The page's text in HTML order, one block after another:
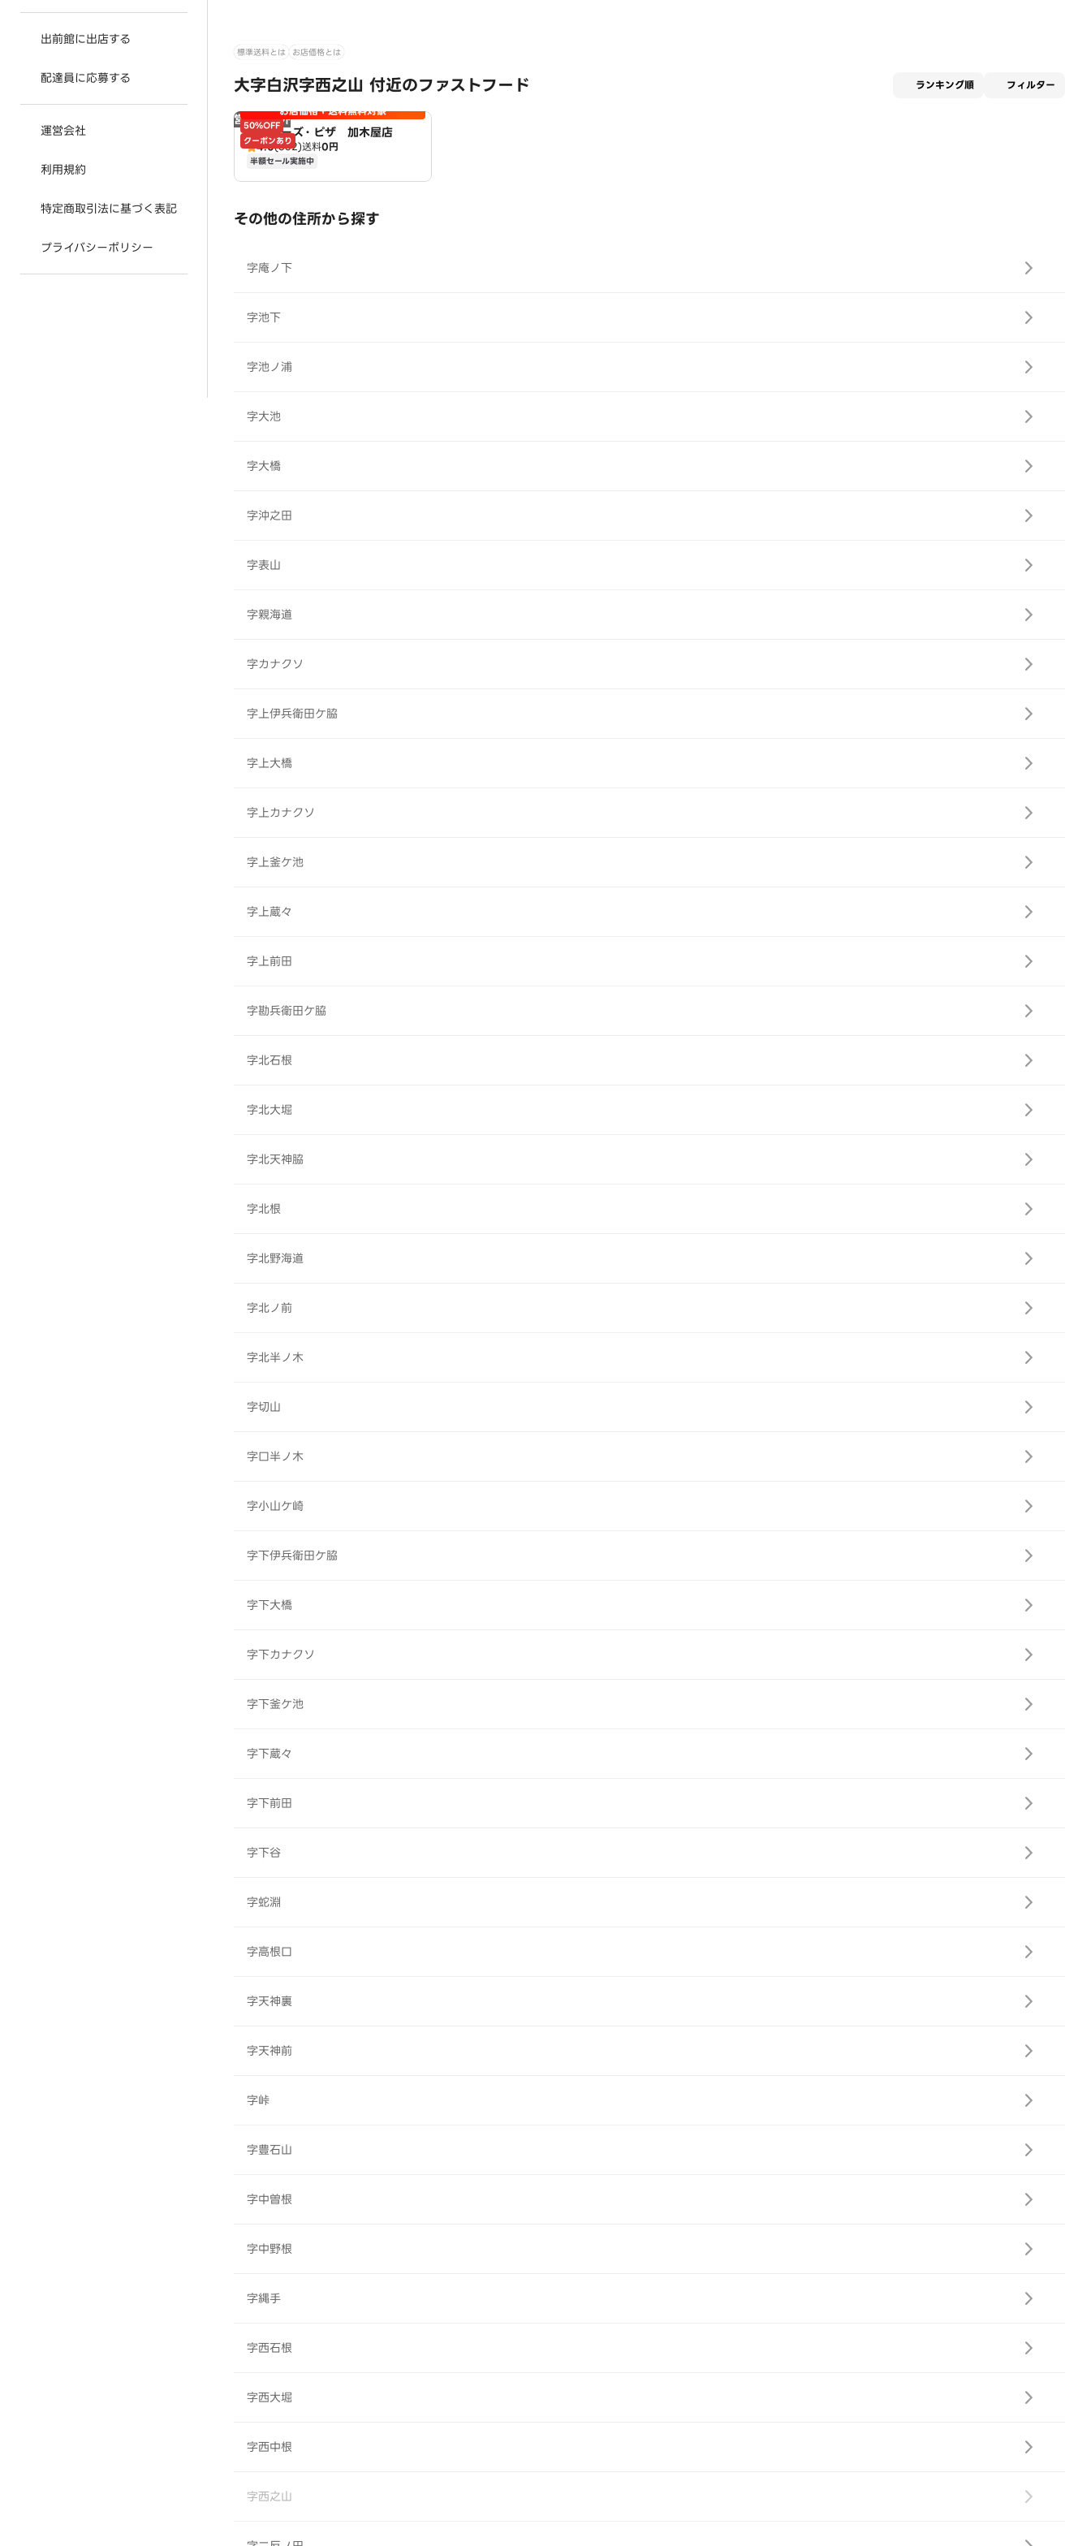
出前館に出店する
配達員に応募する
運営会社
利用規約
特定商取引法に基づく表記
プライバシーポリシー
標準送料とは お店価格とは
大字白沢字西之山 付近のファストフード ランキング順 フィルター
営業時間外
50%OFF
クーポンあり
お店価格＋送料無料対象
アオキーズ・ピザ 加木屋店
4.0(362)送料0円
半額セール実施中
その他の住所から探す
字庵ノ下
字池下
字池ノ浦
字大池
字大橋
字沖之田
字表山
字親海道
字カナクソ
字上伊兵衛田ケ脇
字上大橋
字上カナクソ
字上釜ケ池
字上蔵々
字上前田
字勘兵衛田ケ脇
字北石根
字北大堀
字北天神脇
字北根
字北野海道
字北ノ前
字北半ノ木
字切山
字口半ノ木
字小山ケ崎
字下伊兵衛田ケ脇
字下大橋
字下カナクソ
字下釜ケ池
字下蔵々
字下前田
字下谷
字蛇淵
字高根口
字天神裏
字天神前
字峠
字豊石山
字中曽根
字中野根
字縄手
字西石根
字西大堀
字西中根
字西之山